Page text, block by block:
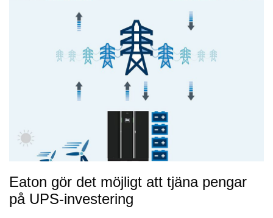
Eaton gör det möjligt att tjäna pengar
på UPS-investering